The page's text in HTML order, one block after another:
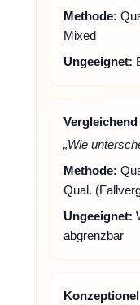
Methode:
Mixed
Ungeeignet:
Vergleichend
„Wie
Methode:
Qual.
Ungeeignet:
abgrenzbar